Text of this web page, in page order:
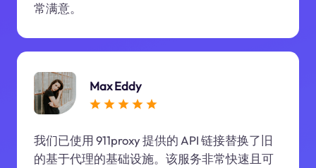
常满意。
Max Eddy
我们已使用 911proxy 提供的 API 链接替换了旧
的基于代理的基础设施。该服务非常快速且可